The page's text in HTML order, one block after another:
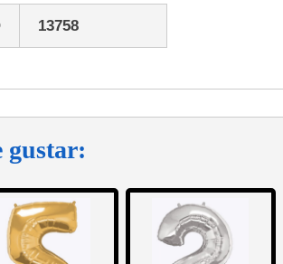
13758
gustar: